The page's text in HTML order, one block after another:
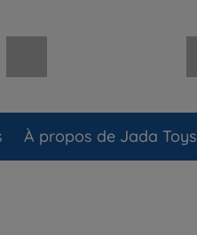
À propos de Jada Toys